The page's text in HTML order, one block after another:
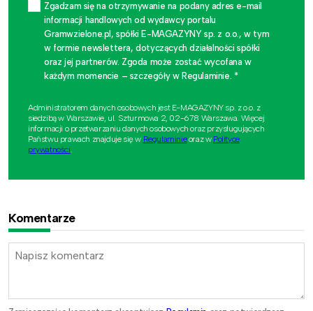
Zgadzam się na otrzymywanie na podany adres e-mail
informacji handlowych od wydawcy portalu
Gramwzielone.pl, spółki E-MAGAZYNY sp. z o.o., w tym
w formie newslettera, dotyczących działalności spółki
oraz jej partnerów. Zgoda może zostać wycofana w
każdym momencie – szczegóły w Regulaminie. *
Administratorem danych osobowych jest E-MAGAZYNY sp. z o.o. z
siedzibą w Warszawie, ul. Szturmowa 2, 02-678 Warszawa. Więcej
informacji o przetwarzaniu danych osobowych oraz przysługujących
Państwu prawach znajduje się w Regulaminieoraz w Polityce
prywatności.
Komentarze